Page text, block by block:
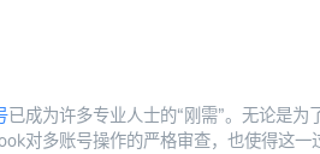
已成为许多专业人士的“刚需”。无论是
对多账号操作的严格审查，也使得这一